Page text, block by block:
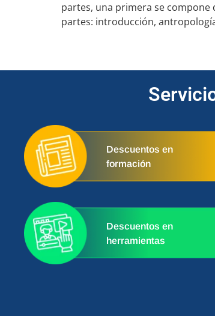
partes, una primera se compone
partes: introducción,
Descuentos en
formación
Descuentos en
herramientas